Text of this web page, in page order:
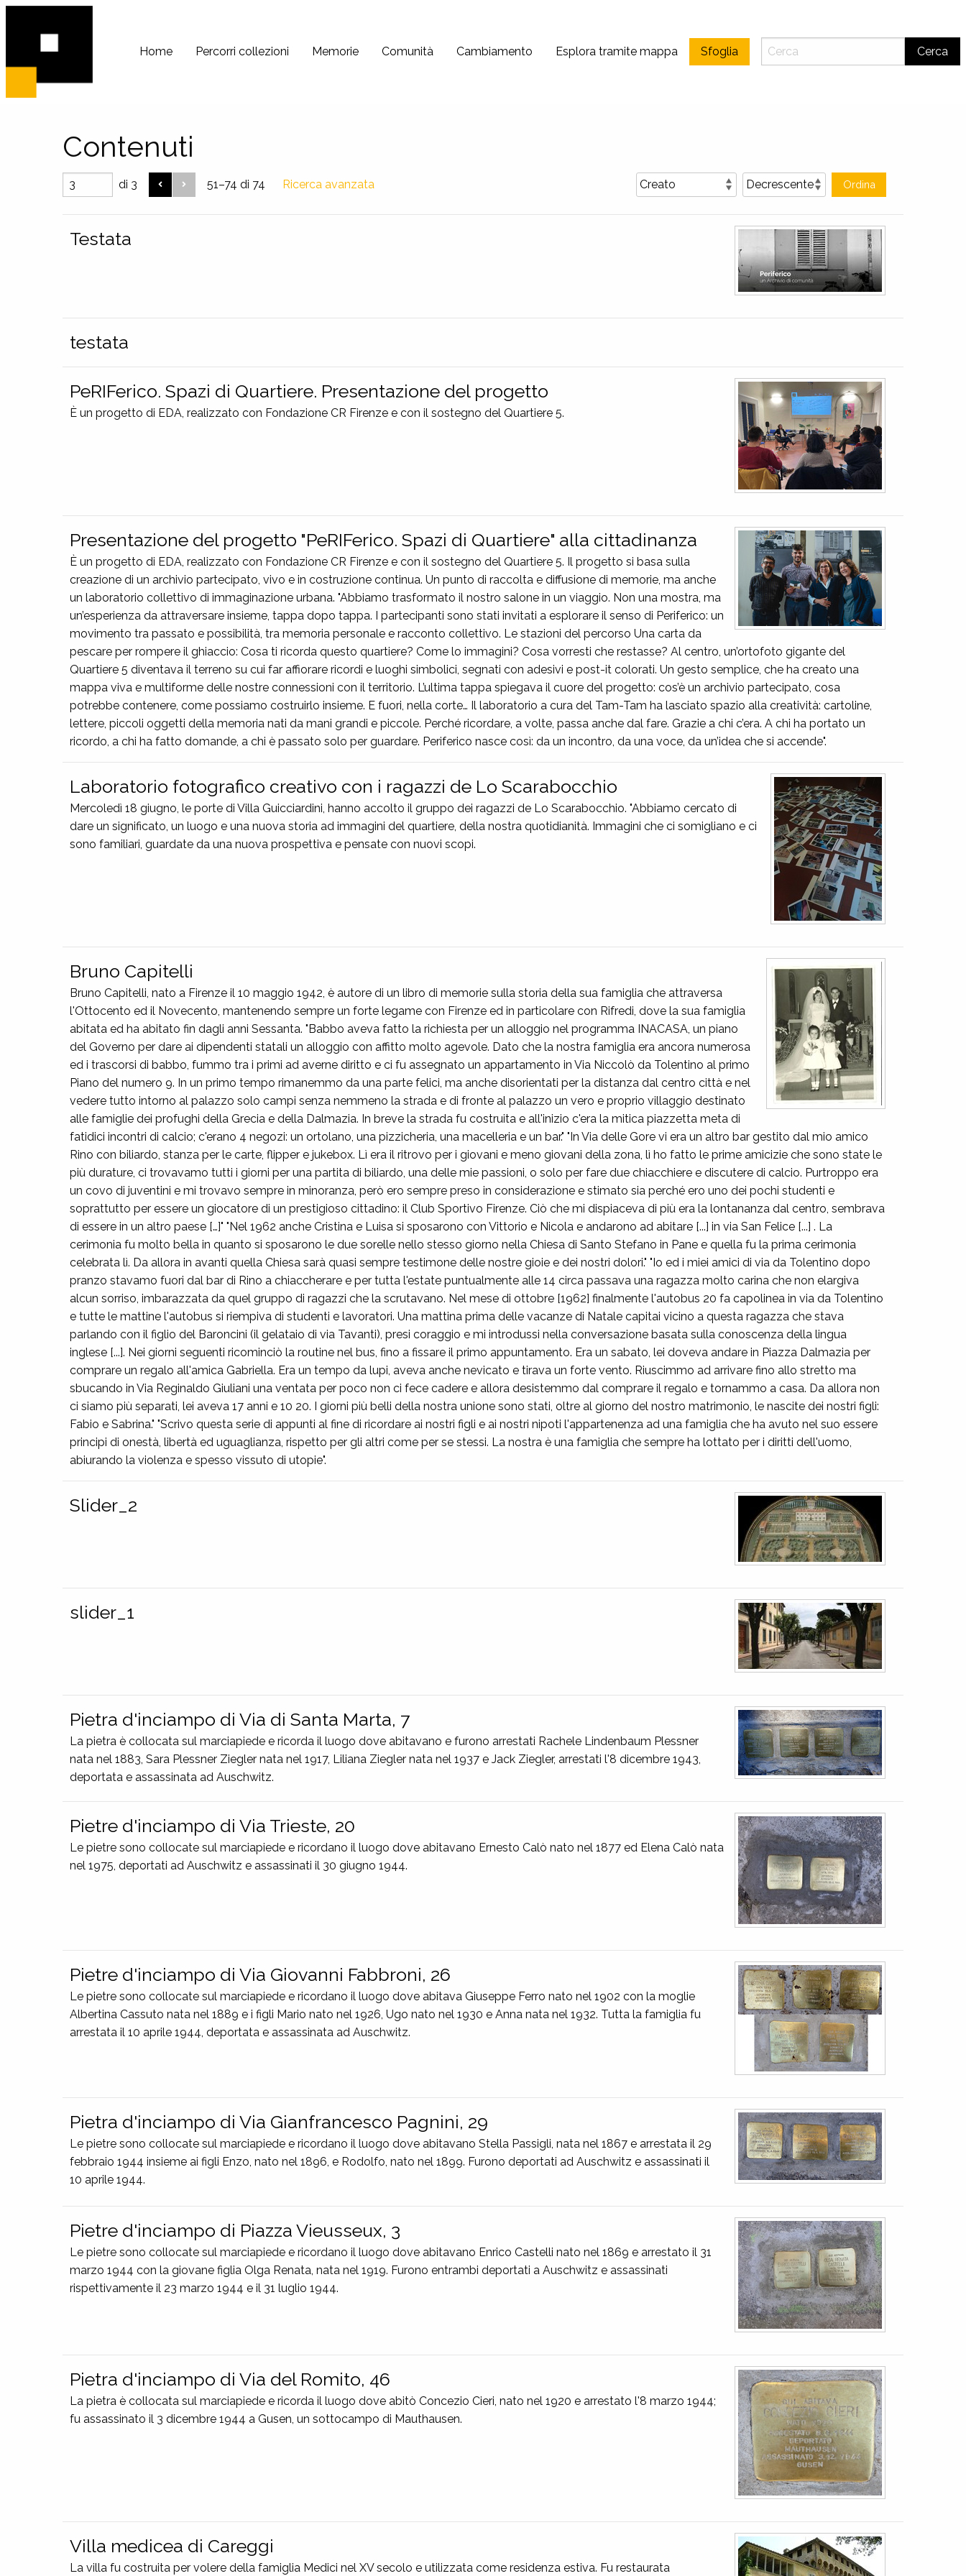
ArchivioHome Percorri collezioni Memorie Comunità Cambiamento Esplora tramite mappa Sfoglia Cerca
Contenuti
di 3 51–74 di 74 Ricerca avanzata Ordina
Testata
testata
PeRIFerico. Spazi di Quartiere. Presentazione del progetto
È un progetto di EDA, realizzato con Fondazione CR Firenze e con il sostegno del Quartiere 5.
Presentazione del progetto "PeRIFerico. Spazi di Quartiere" alla cittadinanza
È un progetto di EDA, realizzato con Fondazione CR Firenze e con il sostegno del Quartiere 5. Il progetto si basa sulla
creazione di un archivio partecipato, vivo e in costruzione continua. Un punto di raccolta e diffusione di memorie, ma anche
un laboratorio collettivo di immaginazione urbana. "Abbiamo trasformato il nostro salone in un viaggio. Non una mostra, ma
un’esperienza da attraversare insieme, tappa dopo tappa. I partecipanti sono stati invitati a esplorare il senso di Periferico: un
movimento tra passato e possibilità, tra memoria personale e racconto collettivo. Le stazioni del percorso Una carta da
pescare per rompere il ghiaccio: Cosa ti ricorda questo quartiere? Come lo immagini? Cosa vorresti che restasse? Al centro, un’ortofoto gigante del
Quartiere 5 diventava il terreno su cui far affiorare ricordi e luoghi simbolici, segnati con adesivi e post-it colorati. Un gesto semplice, che ha creato una
mappa viva e multiforme delle nostre connessioni con il territorio. L’ultima tappa spiegava il cuore del progetto: cos’è un archivio partecipato, cosa
potrebbe contenere, come possiamo costruirlo insieme. E fuori, nella corte… Il laboratorio a cura del Tam-Tam ha lasciato spazio alla creatività: cartoline,
lettere, piccoli oggetti della memoria nati da mani grandi e piccole. Perché ricordare, a volte, passa anche dal fare. Grazie a chi c’era. A chi ha portato un
ricordo, a chi ha fatto domande, a chi è passato solo per guardare. Periferico nasce così: da un incontro, da una voce, da un’idea che si accende".
Laboratorio fotografico creativo con i ragazzi de Lo Scarabocchio
Mercoledì 18 giugno, le porte di Villa Guicciardini, hanno accolto il gruppo dei ragazzi de Lo Scarabocchio. "Abbiamo cercato di
dare un significato, un luogo e una nuova storia ad immagini del quartiere, della nostra quotidianità. Immagini che ci somigliano e ci
sono familiari, guardate da una nuova prospettiva e pensate con nuovi scopi.
Bruno Capitelli
Bruno Capitelli, nato a Firenze il 10 maggio 1942, è autore di un libro di memorie sulla storia della sua famiglia che attraversa
l'Ottocento ed il Novecento, mantenendo sempre un forte legame con Firenze ed in particolare con Rifredi, dove la sua famiglia
abitata ed ha abitato fin dagli anni Sessanta. "Babbo aveva fatto la richiesta per un alloggio nel programma INACASA, un piano
del Governo per dare ai dipendenti statali un alloggio con affitto molto agevole. Dato che la nostra famiglia era ancora numerosa
ed i trascorsi di babbo, fummo tra i primi ad averne diritto e ci fu assegnato un appartamento in Via Niccolò da Tolentino al primo
Piano del numero 9. In un primo tempo rimanemmo da una parte felici, ma anche disorientati per la distanza dal centro città e nel
vedere tutto intorno al palazzo solo campi senza nemmeno la strada e di fronte al palazzo un vero e proprio villaggio destinato
alle famiglie dei profughi della Grecia e della Dalmazia. In breve la strada fu costruita e all'inizio c'era la mitica piazzetta meta di
fatidici incontri di calcio; c'erano 4 negozi: un ortolano, una pizzicheria, una macelleria e un bar." "In Via delle Gore vi era un altro bar gestito dal mio amico
Rino con biliardo, stanza per le carte, flipper e jukebox. Lì era il ritrovo per i giovani e meno giovani della zona, lì ho fatto le prime amicizie che sono state le
più durature, ci trovavamo tutti i giorni per una partita di biliardo, una delle mie passioni, o solo per fare due chiacchiere e discutere di calcio. Purtroppo era
un covo di juventini e mi trovavo sempre in minoranza, però ero sempre preso in considerazione e stimato sia perché ero uno dei pochi studenti e
soprattutto per essere un giocatore di un prestigioso cittadino: il Club Sportivo Firenze. Ciò che mi dispiaceva di più era la lontananza dal centro, sembrava
di essere in un altro paese […]" "Nel 1962 anche Cristina e Luisa si sposarono con Vittorio e Nicola e andarono ad abitare [...] in via San Felice [...] . La
cerimonia fu molto bella in quanto si sposarono le due sorelle nello stesso giorno nella Chiesa di Santo Stefano in Pane e quella fu la prima cerimonia
celebrata lì. Da allora in avanti quella Chiesa sarà quasi sempre testimone delle nostre gioie e dei nostri dolori." "Io ed i miei amici di via da Tolentino dopo
pranzo stavamo fuori dal bar di Rino a chiaccherare e per tutta l'estate puntualmente alle 14 circa passava una ragazza molto carina che non elargiva
alcun sorriso, imbarazzata da quel gruppo di ragazzi che la scrutavano. Nel mese di ottobre [1962] finalmente l'autobus 20 fa capolinea in via da Tolentino
e tutte le mattine l'autobus si riempiva di studenti e lavoratori. Una mattina prima delle vacanze di Natale capitai vicino a questa ragazza che stava
parlando con il figlio del Baroncini (il gelataio di via Tavanti), presi coraggio e mi introdussi nella conversazione basata sulla conoscenza della lingua
inglese [...]. Nei giorni seguenti ricominciò la routine nel bus, fino a fissare il primo appuntamento. Era un sabato, lei doveva andare in Piazza Dalmazia per
comprare un regalo all'amica Gabriella. Era un tempo da lupi, aveva anche nevicato e tirava un forte vento. Riuscimmo ad arrivare fino allo stretto ma
sbucando in Via Reginaldo Giuliani una ventata per poco non ci fece cadere e allora desistemmo dal comprare il regalo e tornammo a casa. Da allora non
ci siamo più separati, lei aveva 17 anni e 10 20. I giorni più belli della nostra unione sono stati, oltre al giorno del nostro matrimonio, le nascite dei nostri figli:
Fabio e Sabrina." "Scrivo questa serie di appunti al fine di ricordare ai nostri figli e ai nostri nipoti l'appartenenza ad una famiglia che ha avuto nel suo essere
principi di onestà, libertà ed uguaglianza, rispetto per gli altri come per se stessi. La nostra è una famiglia che sempre ha lottato per i diritti dell'uomo,
abiurando la violenza e spesso vissuto di utopie".
Slider_2
slider_1
Pietra d'inciampo di Via di Santa Marta, 7
La pietra è collocata sul marciapiede e ricorda il luogo dove abitavano e furono arrestati Rachele Lindenbaum Plessner
nata nel 1883, Sara Plessner Ziegler nata nel 1917, Liliana Ziegler nata nel 1937 e Jack Ziegler, arrestati l'8 dicembre 1943,
deportata e assassinata ad Auschwitz.
Pietre d'inciampo di Via Trieste, 20
Le pietre sono collocate sul marciapiede e ricordano il luogo dove abitavano Ernesto Calò nato nel 1877 ed Elena Calò nata
nel 1975, deportati ad Auschwitz e assassinati il 30 giugno 1944.
Pietre d'inciampo di Via Giovanni Fabbroni, 26
Le pietre sono collocate sul marciapiede e ricordano il luogo dove abitava Giuseppe Ferro nato nel 1902 con la moglie
Albertina Cassuto nata nel 1889 e i figli Mario nato nel 1926, Ugo nato nel 1930 e Anna nata nel 1932. Tutta la famiglia fu
arrestata il 10 aprile 1944, deportata e assassinata ad Auschwitz.
Pietra d'inciampo di Via Gianfrancesco Pagnini, 29
Le pietre sono collocate sul marciapiede e ricordano il luogo dove abitavano Stella Passigli, nata nel 1867 e arrestata il 29
febbraio 1944 insieme ai figli Enzo, nato nel 1896, e Rodolfo, nato nel 1899. Furono deportati ad Auschwitz e assassinati il
10 aprile 1944.
Pietre d'inciampo di Piazza Vieusseux, 3
Le pietre sono collocate sul marciapiede e ricordano il luogo dove abitavano Enrico Castelli nato nel 1869 e arrestato il 31
marzo 1944 con la giovane figlia Olga Renata, nata nel 1919. Furono entrambi deportati a Auschwitz e assassinati
rispettivamente il 23 marzo 1944 e il 31 luglio 1944.
Pietra d'inciampo di Via del Romito, 46
La pietra è collocata sul marciapiede e ricorda il luogo dove abitò Concezio Cieri, nato nel 1920 e arrestato l'8 marzo 1944;
fu assassinato il 3 dicembre 1944 a Gusen, un sottocampo di Mauthausen.
Villa medicea di Careggi
La villa fu costruita per volere della famiglia Medici nel XV secolo e utilizzata come residenza estiva. Fu restaurata